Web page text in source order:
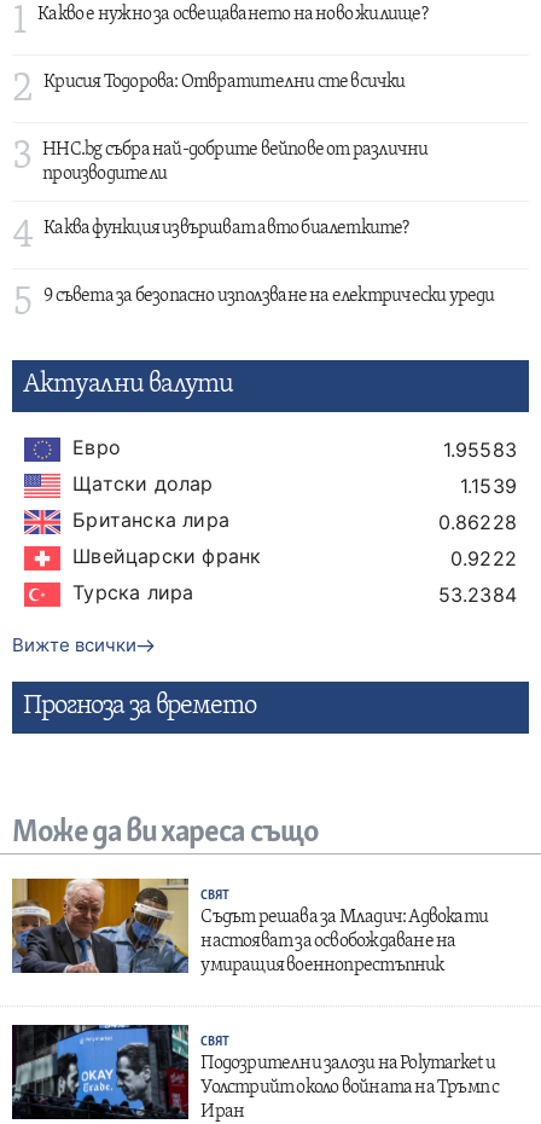
1 Какво е нужно за освещаването на ново жилище?
2 Крисия Тодорова: Отвратителни сте всички
3
HHC.bg събра най-добрите вейпове от различни
производители
4 Каква функция извършват авто биалетките?
5 9 съвета за безопасно използване на електрически уреди
Актуални валути
Евро
1.95583
Щатски долар
1.1539
Британска лира
0.86228
Швейцарски франк
0.9222
Турска лира
53.2384
Вижте всички
Прогнозa за времето
Може да ви хареса също
СВЯТ
Съдът решава за Младич: Адвокати
настояват за освобождаване на
умиращия военнопрестъпник
СВЯТ
Подозрителни залози на Polymarket и
Уолстрийт около войната на Тръмп с
Иран